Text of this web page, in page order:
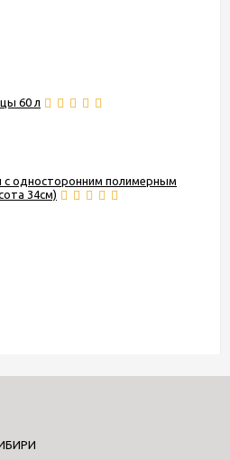
60 л
с односторонним полимерным
34см)